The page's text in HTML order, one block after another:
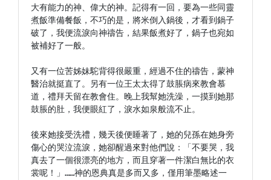
大有能力的神、偉大的神。記得有一回，要為一些同靈
煮飯準備餐飯，不巧的是，將米倒入鍋後，才看到鍋子
破了，我便流淚向神禱告，結果飯煮好了，鍋子也宛如
被補好了一般。
又有一位苦姊妹駝背得很嚴重，經過不住的禱告，蒙神
醫治就挺直了。另有一位王太太得了鼓脹病來教會慕
道，禮拜天留在教會住。晚上我幫她洗澡，一摸到她那
鼓脹的肚，我便眼紅了，淚水如泉般流不止。
後來她接受洗禮，幾天後便睡著了，她的兒孫在她身旁
傷心的哭泣流淚，她卻醒過來對他們說：「不要哭，我
真去了一個很漂亮的地方，而且穿著一件潔白無比的衣
裳呢！」……神的恩典真是多而又多，僅用筆墨略述一